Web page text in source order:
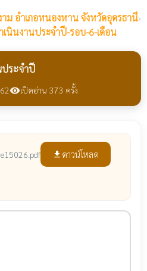
ม อำเภอหนองหาน จังหวัดอุดรธานี›
นินงานประจำปี-รอบ-6-เดือน
ประจำปี
visibilityเปิดอ่าน 373 ครั้ง
file_download ดาวน์โหลด